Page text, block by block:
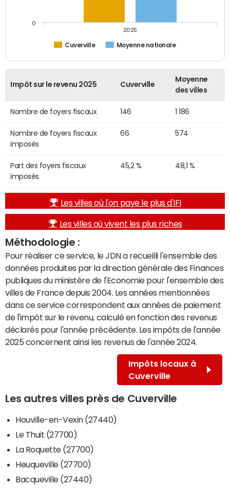
Cuverville Moyenne nationale
2025
0
Impôt sur le revenu 2025 Cuverville
Moyenne
des villes
Nombre de foyers fiscaux 146 1 186
Nombre de foyers fiscaux
imposés
66 574
Part des foyers fiscaux
imposés
45,2 % 48,1 %
Les villes où l'on paye le plus d'IFI
Les villes où vivent les plus riches
Méthodologie :
Pour réaliser ce service, le JDN a recueilli l'ensemble des
données produites par la direction générale des Finances
publiques du ministère de l'Economie pour l'ensemble des
villes de France depuis 2004. Les années mentionnées
dans ce service correspondent aux années de paiement
de l'impôt sur le revenu, calculé en fonction des revenus
déclarés pour l'année précédente. Les impôts de l'année
2025 concernent ainsi les revenus de l'année 2024.
Impôts locaux à
Cuverville
Les autres villes près de Cuverville
Houville-en-Vexin (27440)
Le Thuit (27700)
La Roquette (27700)
Heuqueville (27700)
Bacqueville (27440)